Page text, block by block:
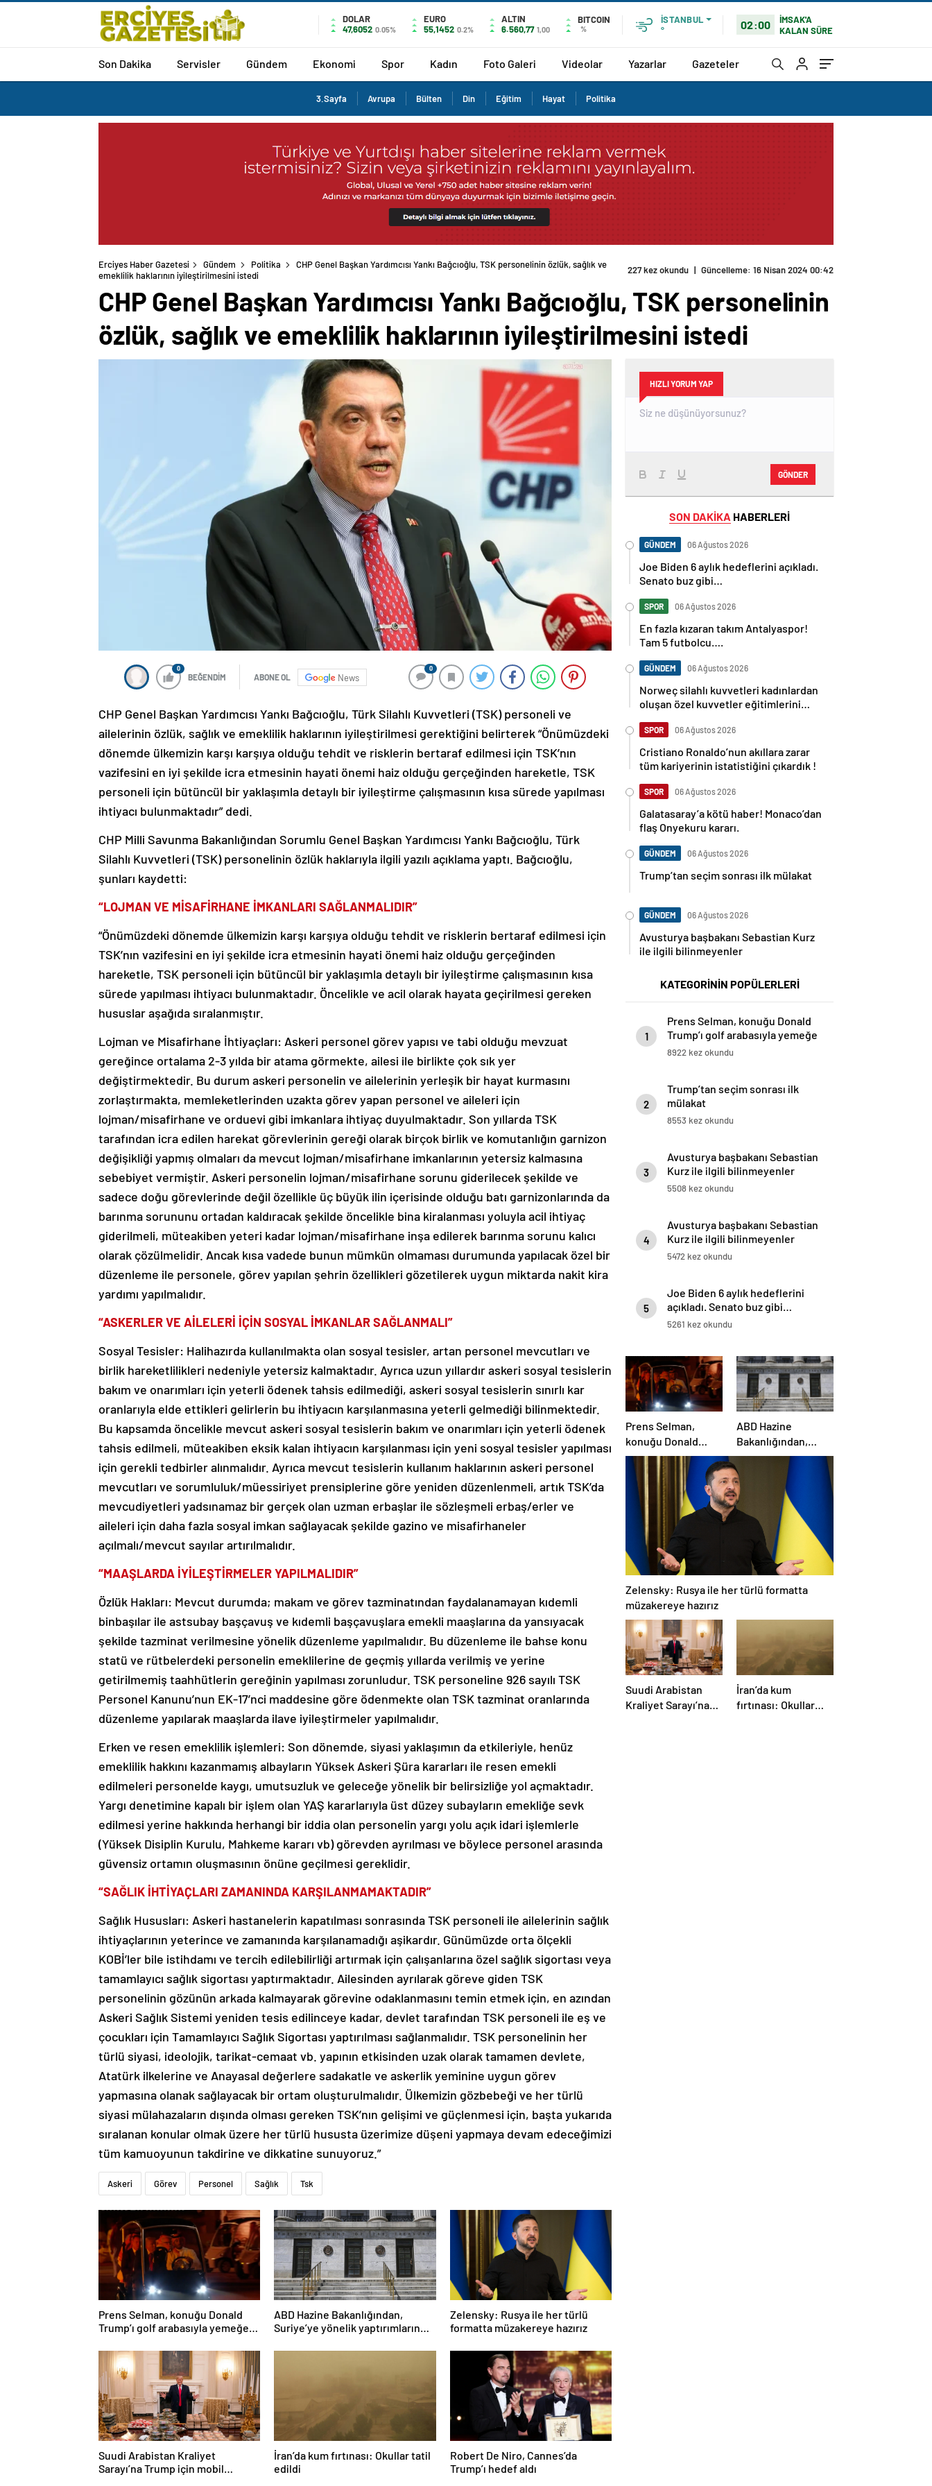
DOLAR
47,6052 0.05%
EURO
55,1452 0.2%
ALTIN
6.560,77 1,00
BITCOIN
%
İSTANBUL
°
02:00
İMSAK'A
KALAN SÜRE
Son Dakika Servisler Gündem Ekonomi Spor Kadın Foto Galeri Videolar Yazarlar Gazeteler
3.Sayfa Avrupa Bülten Din Eğitim Hayat Politika
Erciyes Haber Gazetesi Gündem Politika
CHP Genel Başkan Yardımcısı Yankı Bağcıoğlu, TSK personelinin özlük, sağlık ve
emeklilik haklarının iyileştirilmesini istedi
227 kez okundu | Güncelleme: 16 Nisan 2024 00:42
CHP Genel Başkan Yardımcısı Yankı Bağcıoğlu, TSK personelinin
özlük, sağlık ve emeklilik haklarının iyileştirilmesini istedi
0
BEĞENDİM ABONE OL News
0
CHP Genel Başkan Yardımcısı Yankı Bağcıoğlu, Türk Silahlı Kuvvetleri (TSK) personeli ve
ailelerinin özlük, sağlık ve emeklilik haklarının iyileştirilmesi gerektiğini belirterek “Önümüzdeki
dönemde ülkemizin karşı karşıya olduğu tehdit ve risklerin bertaraf edilmesi için TSK’nın
vazifesini en iyi şekilde icra etmesinin hayati önemi haiz olduğu gerçeğinden hareketle, TSK
personeli için bütüncül bir yaklaşımla detaylı bir iyileştirme çalışmasının kısa sürede yapılması
ihtiyacı bulunmaktadır” dedi.
CHP Milli Savunma Bakanlığından Sorumlu Genel Başkan Yardımcısı Yankı Bağcıoğlu, Türk
Silahlı Kuvvetleri (TSK) personelinin özlük haklarıyla ilgili yazılı açıklama yaptı. Bağcıoğlu,
şunları kaydetti:
“LOJMAN VE MİSAFİRHANE İMKANLARI SAĞLANMALIDIR”
“Önümüzdeki dönemde ülkemizin karşı karşıya olduğu tehdit ve risklerin bertaraf edilmesi için
TSK’nın vazifesini en iyi şekilde icra etmesinin hayati önemi haiz olduğu gerçeğinden
hareketle, TSK personeli için bütüncül bir yaklaşımla detaylı bir iyileştirme çalışmasının kısa
sürede yapılması ihtiyacı bulunmaktadır. Öncelikle ve acil olarak hayata geçirilmesi gereken
hususlar aşağıda sıralanmıştır.
Lojman ve Misafirhane İhtiyaçları: Askeri personel görev yapısı ve tabi olduğu mevzuat
gereğince ortalama 2-3 yılda bir atama görmekte, ailesi ile birlikte çok sık yer
değiştirmektedir. Bu durum askeri personelin ve ailelerinin yerleşik bir hayat kurmasını
zorlaştırmakta, memleketlerinden uzakta görev yapan personel ve aileleri için
lojman/misafirhane ve orduevi gibi imkanlara ihtiyaç duyulmaktadır. Son yıllarda TSK
tarafından icra edilen harekat görevlerinin gereği olarak birçok birlik ve komutanlığın garnizon
değişikliği yapmış olmaları da mevcut lojman/misafirhane imkanlarının yetersiz kalmasına
sebebiyet vermiştir. Askeri personelin lojman/misafirhane sorunu giderilecek şekilde ve
sadece doğu görevlerinde değil özellikle üç büyük ilin içerisinde olduğu batı garnizonlarında da
barınma sorununu ortadan kaldıracak şekilde öncelikle bina kiralanması yoluyla acil ihtiyaç
giderilmeli, müteakiben yeteri kadar lojman/misafirhane inşa edilerek barınma sorunu kalıcı
olarak çözülmelidir. Ancak kısa vadede bunun mümkün olmaması durumunda yapılacak özel bir
düzenleme ile personele, görev yapılan şehrin özellikleri gözetilerek uygun miktarda nakit kira
yardımı yapılmalıdır.
“ASKERLER VE AİLELERİ İÇİN SOSYAL İMKANLAR SAĞLANMALI”
Sosyal Tesisler: Halihazırda kullanılmakta olan sosyal tesisler, artan personel mevcutları ve
birlik hareketlilikleri nedeniyle yetersiz kalmaktadır. Ayrıca uzun yıllardır askeri sosyal tesislerin
bakım ve onarımları için yeterli ödenek tahsis edilmediği, askeri sosyal tesislerin sınırlı kar
oranlarıyla elde ettikleri gelirlerin bu ihtiyacın karşılanmasına yeterli gelmediği bilinmektedir.
Bu kapsamda öncelikle mevcut askeri sosyal tesislerin bakım ve onarımları için yeterli ödenek
tahsis edilmeli, müteakiben eksik kalan ihtiyacın karşılanması için yeni sosyal tesisler yapılması
için gerekli tedbirler alınmalıdır. Ayrıca mevcut tesislerin kullanım haklarının askeri personel
mevcutları ve sorumluluk/müessiriyet prensiplerine göre yeniden düzenlenmeli, artık TSK’da
mevcudiyetleri yadsınamaz bir gerçek olan uzman erbaşlar ile sözleşmeli erbaş/erler ve
aileleri için daha fazla sosyal imkan sağlayacak şekilde gazino ve misafirhaneler
açılmalı/mevcut sayılar artırılmalıdır.
“MAAŞLARDA İYİLEŞTİRMELER YAPILMALIDIR”
Özlük Hakları: Mevcut durumda; makam ve görev tazminatından faydalanamayan kıdemli
binbaşılar ile astsubay başçavuş ve kıdemli başçavuşlara emekli maaşlarına da yansıyacak
şekilde tazminat verilmesine yönelik düzenleme yapılmalıdır. Bu düzenleme ile bahse konu
statü ve rütbelerdeki personelin emeklilerine de geçmiş yıllarda verilmiş ve yerine
getirilmemiş taahhütlerin gereğinin yapılması zorunludur. TSK personeline 926 sayılı TSK
Personel Kanunu’nun EK-17’nci maddesine göre ödenmekte olan TSK tazminat oranlarında
düzenleme yapılarak maaşlarda ilave iyileştirmeler yapılmalıdır.
Erken ve resen emeklilik işlemleri: Son dönemde, siyasi yaklaşımın da etkileriyle, henüz
emeklilik hakkını kazanmamış albayların Yüksek Askeri Şüra kararları ile resen emekli
edilmeleri personelde kaygı, umutsuzluk ve geleceğe yönelik bir belirsizliğe yol açmaktadır.
Yargı denetimine kapalı bir işlem olan YAŞ kararlarıyla üst düzey subayların emekliğe sevk
edilmesi yerine hakkında herhangi bir iddia olan personelin yargı yolu açık idari işlemlerle
(Yüksek Disiplin Kurulu, Mahkeme kararı vb) görevden ayrılması ve böylece personel arasında
güvensiz ortamın oluşmasının önüne geçilmesi gereklidir.
“SAĞLIK İHTİYAÇLARI ZAMANINDA KARŞILANMAMAKTADIR”
Sağlık Hususları: Askeri hastanelerin kapatılması sonrasında TSK personeli ile ailelerinin sağlık
ihtiyaçlarının yeterince ve zamanında karşılanamadığı aşikardır. Günümüzde orta ölçekli
KOBİ’ler bile istihdamı ve tercih edilebilirliği artırmak için çalışanlarına özel sağlık sigortası veya
tamamlayıcı sağlık sigortası yaptırmaktadır. Ailesinden ayrılarak göreve giden TSK
personelinin gözünün arkada kalmayarak görevine odaklanmasını temin etmek için, en azından
Askeri Sağlık Sistemi yeniden tesis edilinceye kadar, devlet tarafından TSK personeli ile eş ve
çocukları için Tamamlayıcı Sağlık Sigortası yaptırılması sağlanmalıdır. TSK personelinin her
türlü siyasi, ideolojik, tarikat-cemaat vb. yapının etkisinden uzak olarak tamamen devlete,
Atatürk ilkelerine ve Anayasal değerlere sadakatle ve askerlik yeminine uygun görev
yapmasına olanak sağlayacak bir ortam oluşturulmalıdır. Ülkemizin gözbebeği ve her türlü
siyasi mülahazaların dışında olması gereken TSK’nın gelişimi ve güçlenmesi için, başta yukarıda
sıralanan konular olmak üzere her türlü hususta üzerimize düşeni yapmaya devam edeceğimizi
tüm kamuoyunun takdirine ve dikkatine sunuyoruz.”
Askeri Görev Personel Sağlık Tsk
Prens Selman, konuğu Donald
Trump’ı golf arabasıyla yemeğe
ABD Hazine Bakanlığından,
Suriye’ye yönelik yaptırımların
Zelensky: Rusya ile her türlü
formatta müzakereye hazırız
Suudi Arabistan Kraliyet
Sarayı’na Trump için mobil
İran’da kum fırtınası: Okullar tatil
edildi
Robert De Niro, Cannes’da
Trump’ı hedef aldı
HIZLI YORUM YAP
GÖNDER
SON DAKİKA HABERLERİ
GÜNDEM 06 Ağustos 2026
Joe Biden 6 aylık hedeflerini açıkladı.
Senato buz gibi…
SPOR 06 Ağustos 2026
En fazla kızaran takım Antalyaspor!
Tam 5 futbolcu….
GÜNDEM 06 Ağustos 2026
Norweç silahlı kuvvetleri kadınlardan
oluşan özel kuvvetler eğitimlerini
SPOR 06 Ağustos 2026
Cristiano Ronaldo’nun akıllara zarar
tüm kariyerinin istatistiğini çıkardık !
SPOR 06 Ağustos 2026
Galatasaray’a kötü haber! Monaco’dan
flaş Onyekuru kararı.
GÜNDEM 06 Ağustos 2026
Trump’tan seçim sonrası ilk mülakat
GÜNDEM 06 Ağustos 2026
Avusturya başbakanı Sebastian Kurz
ile ilgili bilinmeyenler
KATEGORİNİN POPÜLERLERİ
1
Prens Selman, konuğu Donald
Trump’ı golf arabasıyla yemeğe
götürdü
8922 kez okundu
2
Trump’tan seçim sonrası ilk
mülakat
8553 kez okundu
3
Avusturya başbakanı Sebastian
Kurz ile ilgili bilinmeyenler
5508 kez okundu
4
Avusturya başbakanı Sebastian
Kurz ile ilgili bilinmeyenler
5472 kez okundu
5
Joe Biden 6 aylık hedeflerini
açıkladı. Senato buz gibi…
5261 kez okundu
Prens Selman,
konuğu Donald
Trump’ı golf
arabasıyla yemeğe
götürdü
ABD Hazine
Bakanlığından,
Suriye’ye yönelik
yaptırımların
hafifletilmesi için
adım
Zelensky: Rusya ile her türlü formatta
müzakereye hazırız
Suudi Arabistan
Kraliyet Sarayı’na
İran’da kum
fırtınası: Okullar